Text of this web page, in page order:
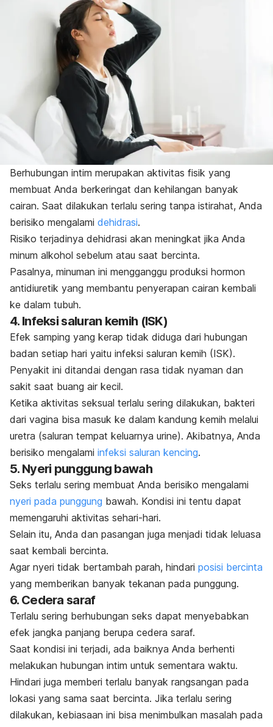
Berhubungan intim merupakan aktivitas fisik yang
membuat Anda berkeringat dan kehilangan banyak
cairan. Saat dilakukan terlalu sering tanpa istirahat, Anda
berisiko mengalami dehidrasi.
Risiko terjadinya dehidrasi akan meningkat jika Anda
minum alkohol sebelum atau saat bercinta.
Pasalnya, minuman ini mengganggu produksi hormon
antidiuretik yang membantu penyerapan cairan kembali
ke dalam tubuh.
4. Infeksi saluran kemih (ISK)
Efek samping yang kerap tidak diduga dari hubungan
badan setiap hari yaitu infeksi saluran kemih (ISK).
Penyakit ini ditandai dengan rasa tidak nyaman dan
sakit saat buang air kecil.
Ketika aktivitas seksual terlalu sering dilakukan, bakteri
dari vagina bisa masuk ke dalam kandung kemih melalui
uretra (saluran tempat keluarnya urine). Akibatnya, Anda
berisiko mengalami infeksi saluran kencing.
5. Nyeri punggung bawah
Seks terlalu sering membuat Anda berisiko mengalami
nyeri pada punggung bawah. Kondisi ini tentu dapat
memengaruhi aktivitas sehari-hari.
Selain itu, Anda dan pasangan juga menjadi tidak leluasa
saat kembali bercinta.
Agar nyeri tidak bertambah parah, hindari posisi bercinta
yang memberikan banyak tekanan pada punggung.
6. Cedera saraf
Terlalu sering berhubungan seks dapat menyebabkan
efek jangka panjang berupa cedera saraf.
Saat kondisi ini terjadi, ada baiknya Anda berhenti
melakukan hubungan intim untuk sementara waktu.
Hindari juga memberi terlalu banyak rangsangan pada
lokasi yang sama saat bercinta. Jika terlalu sering
dilakukan, kebiasaan ini bisa menimbulkan masalah pada